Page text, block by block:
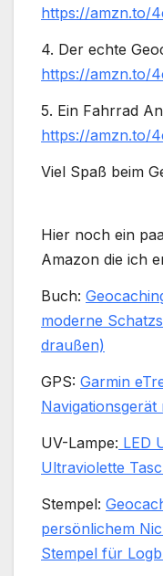
https://amzn.to/
4. Der echte
https://amzn.to/
5. Ein Fahrrad
https://amzn.to/
Viel Spaß beim
Hier noch ein
Amazon die ich
Buch:
moderne
draußen)
GPS: Garmin
UV-Lampe: LED
Ultraviolette
Stempel:
persönlichem
Stempel für